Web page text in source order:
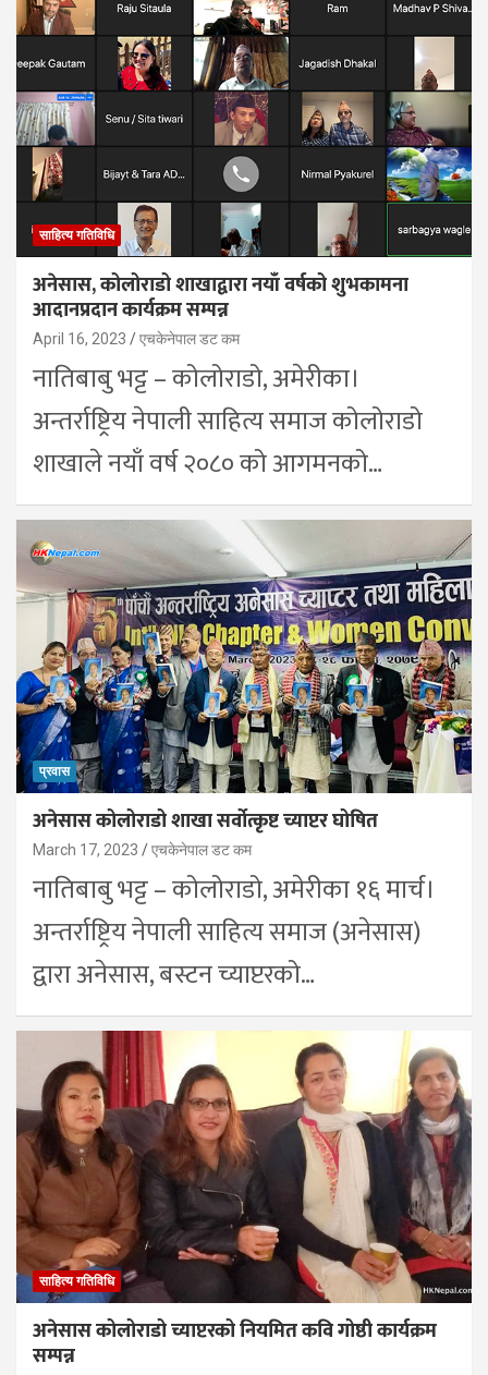
साहित्य गतिविधि
अनेसास, कोलोराडो शाखाद्वारा नयाँ वर्षको शुभकामना
आदानप्रदान कार्यक्रम सम्पन्न
April 16, 2023 एचकेनेपाल डट कम
नातिबाबु भट्ट – कोलोराडो, अमेरीका।
अन्तर्राष्ट्रिय नेपाली साहित्य समाज कोलोराडो
शाखाले नयाँ वर्ष २०८० को आगमनको…
प्रवास
अनेसास कोलोराडो शाखा सर्वोत्कृष्ट च्याप्टर घोषित
March 17, 2023 एचकेनेपाल डट कम
नातिबाबु भट्ट – कोलोराडो, अमेरीका १६ मार्च।
अन्तर्राष्ट्रिय नेपाली साहित्य समाज (अनेसास)
द्वारा अनेसास, बस्टन च्याप्टरको…
साहित्य गतिविधि
अनेसास कोलोराडो च्याप्टरको नियमित कवि गोष्ठी कार्यक्रम
सम्पन्न